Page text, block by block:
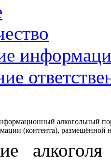
алкогольный
(контента), размещённой